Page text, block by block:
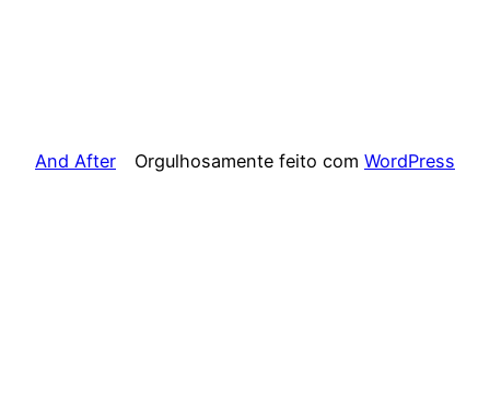
And After Orgulhosamente feito com WordPress